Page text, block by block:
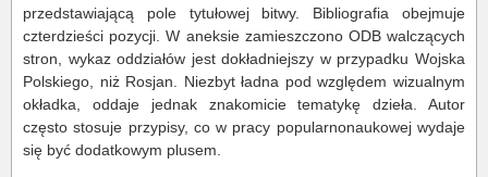
przedstawiającą pole tytułowej bitwy. Bibliografia obejmuje
czterdzieści pozycji. W aneksie zamieszczono ODB walczących
stron, wykaz oddziałów jest dokładniejszy w przypadku Wojska
Polskiego, niż Rosjan. Niezbyt ładna pod względem wizualnym
okładka, oddaje jednak znakomicie tematykę dzieła. Autor
często stosuje przypisy, co w pracy popularnonaukowej wydaje
się być dodatkowym plusem.